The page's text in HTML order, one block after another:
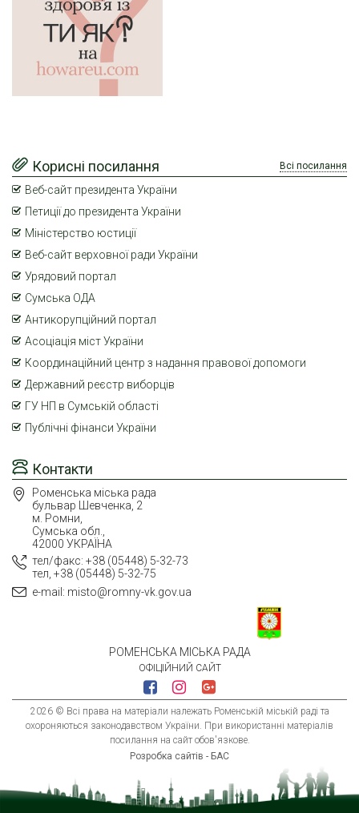
РОМЕНСЬКА МІСЬКА РАДА
ОФІЦІЙНИЙ САЙТ
2026 © Всі права на матеріали належать Роменській міській раді та
охороняються законодавством України. При використанні матеріалів
посилання на сайт обов'язкове.
Розробка сайтів - БАС
Контакти
Роменська міська рада
бульвар Шевченка, 2
м. Ромни,
Сумська обл.,
42000 УКРАЇНА
тел/факс: +38 (05448) 5-32-73
тел, +38 (05448) 5-32-75
e-mail: misto@romny-vk.gov.ua
Корисні посилання Всі посилання
Веб-сайт президента України
Петиції до президента України
Міністерство юстиції
Веб-сайт верховної ради України
Урядовий портал
Сумська ОДА
Антикорупційний портал
Асоціація міст України
Координаційний центр з надання правової допомоги
Державний реєстр виборців
ГУ НП в Сумській області
Публічні фінанси України